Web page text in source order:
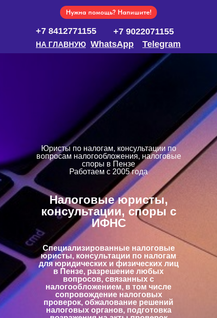
+7 9022071155
+7 8412771155
НА ГЛАВНУЮ WhatsApp Telegram
Нужна помощь? Напишите!
Налоговые юристы,
консультации, споры с
ИФНС
Специализированные налоговые
юристы, консультации по налогам
для юридических и физических лиц
в Пензе, разрешение любых
вопросов, связанных с
налогообложением, в том числе
сопровождение налоговых
проверок, обжалование решений
налоговых органов, подготовка
Юристы по налогам, консультации по
вопросам налогообложения, налоговые
споры в Пензе
Работаем с 2005 года